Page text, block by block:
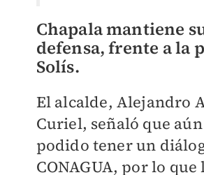
Chapala mantiene
defensa, frente a la
Solís.
El alcalde, Alejandro
Curiel, señaló que
podido tener un
CONAGUA, por lo que